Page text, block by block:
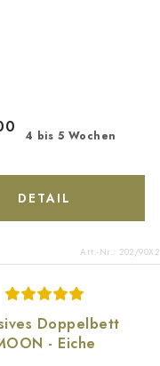
4 bis 5 Wochen
DETAIL
Art.-Nr.: 202/90X2
Doppelbett
- Eiche